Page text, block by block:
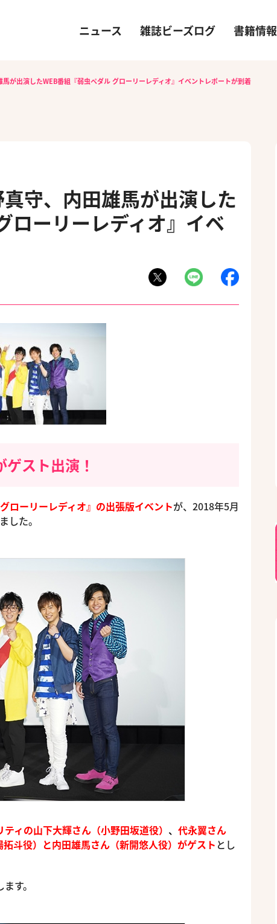
ニュース 雑誌ビーズログ 書籍情報
が出演したWEB番組『弱虫ペダル グローリーレディオ』イベントレポートが到着
守、内田雄馬が出演した
ローリーレディオ』イベ
スト出演！
ローリーレディオ』の出張版イベントが、2018年5月
した。
ィの山下大輝さん（小野田坂道役） 、 代永翼さん
斗役）と内田雄馬さん（新開悠人役）がゲスト とし
す。